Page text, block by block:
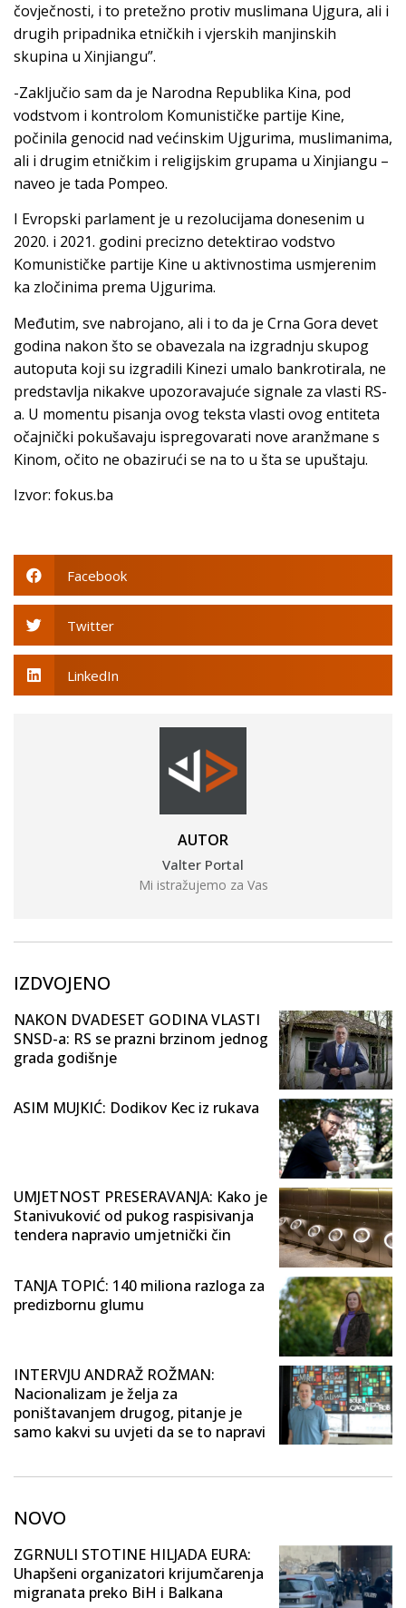
čovječnosti, i to pretežno protiv muslimana Ujgura, ali i
drugih pripadnika etničkih i vjerskih manjinskih
skupina u Xinjiangu”.
-Zaključio sam da je Narodna Republika Kina, pod
vodstvom i kontrolom Komunističke partije Kine,
počinila genocid nad većinskim Ujgurima, muslimanima,
ali i drugim etničkim i religijskim grupama u Xinjiangu –
naveo je tada Pompeo.
I Evropski parlament je u rezolucijama donesenim u
2020. i 2021. godini precizno detektirao vodstvo
Komunističke partije Kine u aktivnostima usmjerenim
ka zločinima prema Ujgurima.
Međutim, sve nabrojano, ali i to da je Crna Gora devet
godina nakon što se obavezala na izgradnju skupog
autoputa koji su izgradili Kinezi umalo bankrotirala, ne
predstavlja nikakve upozoravajuće signale za vlasti RS-
a. U momentu pisanja ovog teksta vlasti ovog entiteta
očajnički pokušavaju ispregovarati nove aranžmane s
Kinom, očito ne obazirući se na to u šta se upuštaju.
Izvor: fokus.ba
Facebook
Twitter
LinkedIn
AUTOR
Valter Portal
Mi istražujemo za Vas
IZDVOJENO
NAKON DVADESET GODINA VLASTI
SNSD-a: RS se prazni brzinom jednog
grada godišnje
ASIM MUJKIĆ: Dodikov Kec iz rukava
UMJETNOST PRESERAVANJA: Kako je
Stanivuković od pukog raspisivanja
tendera napravio umjetnički čin
TANJA TOPIĆ: 140 miliona razloga za
predizbornu glumu
INTERVJU ANDRAŽ ROŽMAN:
Nacionalizam je želja za
poništavanjem drugog, pitanje je
samo kakvi su uvjeti da se to napravi
NOVO
ZGRNULI STOTINE HILJADA EURA:
Uhapšeni organizatori krijumčarenja
migranata preko BiH i Balkana